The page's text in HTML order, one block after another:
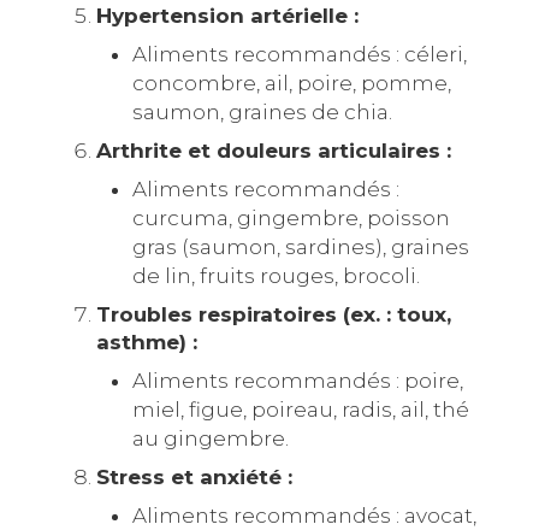
Hypertension artérielle :
Aliments recommandés : céleri,
concombre, ail, poire, pomme,
saumon, graines de chia.
Arthrite et douleurs articulaires :
Aliments recommandés :
curcuma, gingembre, poisson
gras (saumon, sardines), graines
de lin, fruits rouges, brocoli.
Troubles respiratoires (ex. : toux,
asthme) :
Aliments recommandés : poire,
miel, figue, poireau, radis, ail, thé
au gingembre.
Stress et anxiété :
Aliments recommandés : avocat,